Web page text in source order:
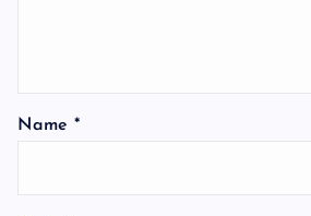
a
Name *